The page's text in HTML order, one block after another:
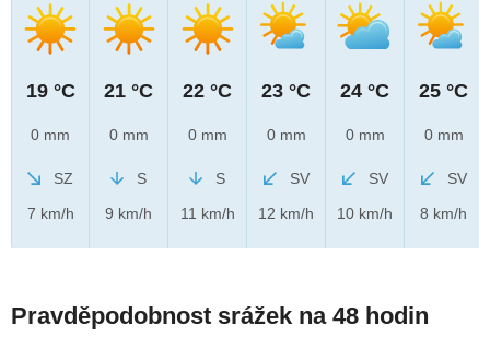
19 °C
0 mm
SZ
7 km/h
21 °C
0 mm
S
9 km/h
22 °C
0 mm
S
11 km/h
23 °C
0 mm
SV
12 km/h
24 °C
0 mm
SV
10 km/h
25 °C
0 mm
SV
8 km/h
Pravděpodobnost srážek na 48 hodin